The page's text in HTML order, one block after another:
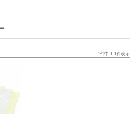
1件中 1-1件表示